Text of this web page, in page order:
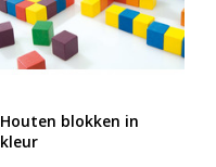
Houten blokken in
kleur